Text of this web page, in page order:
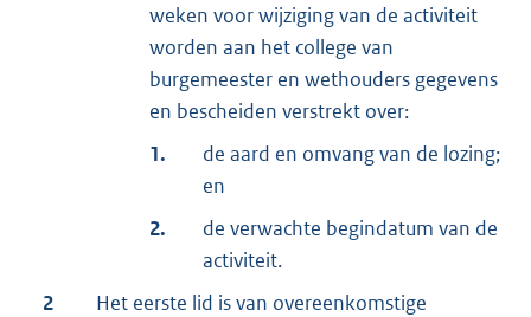
weken voor wijziging van de activiteit
worden aan het college van
burgemeester en wethouders gegevens
en bescheiden verstrekt over:
1.
de aard en omvang van de lozing;
en
2.
de verwachte begindatum van de
activiteit.
2
Het eerste lid is van overeenkomstige